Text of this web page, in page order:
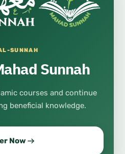
SUNNAH
Sunnah
courses and continue
beneficial knowledge.
Now